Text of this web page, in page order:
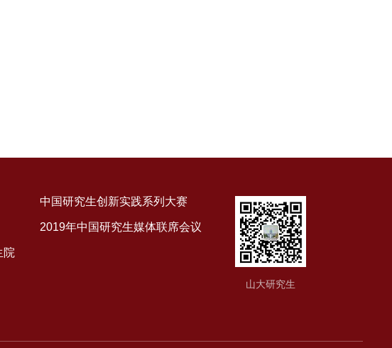
院
中国研究生创新实践系列大赛
2019年中国研究生媒体联席会议
山大研究生